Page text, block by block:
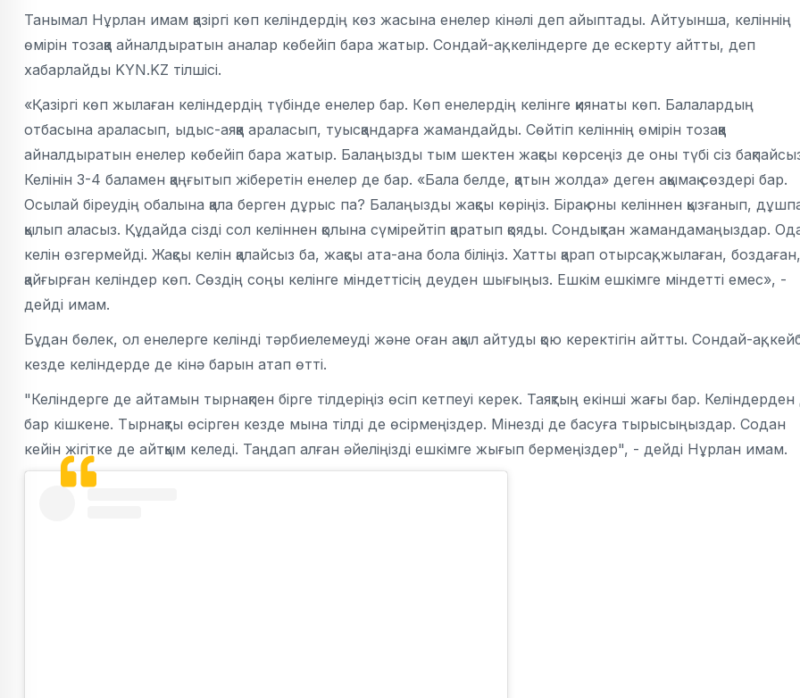
Танымал Нұрлан имам қазіргі көп келіндердің көз жасына енелер кінәлі деп айыптады. Айтуынша, келіннің
өмірін тозаққа айналдыратын аналар көбейіп бара жатыр. Сондай-ақ, келіндерге де ескерту айтты, деп
хабарлайды KYN.KZ тілшісі.
«Қазіргі көп жылаған келіндердің түбінде енелер бар. Көп енелердің келінге қиянаты көп. Балалардың
отбасына араласып, ыдыс-аяққа араласып, туысқандарға жамандайды. Сөйтіп келіннің өмірін тозаққа
айналдыратын енелер көбейіп бара жатыр. Балаңызды тым шектен жақсы көрсеңіз де оны түбі сіз
Келінін 3-4 баламен қаңғытып жіберетін енелер де бар. «Бала белде, қатын жолда» деген ақымақ сөздері бар.
Осылай біреудің обалына қала берген дұрыс па? Балаңызды жақсы көріңіз. Бірақ оны келіннен қызғанып,
қылып аласыз. Құдайда сізді сол келіннен қолына сүмірейтіп қаратып қояды. Сондықтан жамандамаңыздар.
келін өзгермейді. Жақсы келін қалайсыз ба, жақсы ата-ана бола біліңіз. Хатты қарап отырсақ, жылаған, боздаған,
қайғырған келіндер көп. Сөздің соңы келінге міндеттісің деуден шығыңыз. Ешкім ешкімге міндетті емес», -
дейді имам.
Бұдан бөлек, ол енелерге келінді тәрбиелемеуді және оған ақыл айтуды қою керектігін айтты. Сондай-ақ,
кезде келіндерде де кінә барын атап өтті.
"Келіндерге де айтамын тырнақпен бірге тілдеріңіз өсіп кетпеуі керек. Таяқтың екінші жағы бар.
бар кішкене. Тырнақты өсірген кезде мына тілді де өсірмеңіздер. Мінезді де басуға тырысыңыздар. Содан
кейін жігітке де айтқым келеді. Таңдап алған әйеліңізді ешкімге жығып бермеңіздер", - дейді Нұрлан имам.